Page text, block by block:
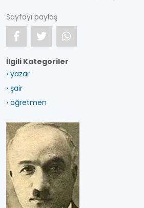
Sayfayı paylaş
İlgili Kategoriler
› yazar
› şair
› öğretmen